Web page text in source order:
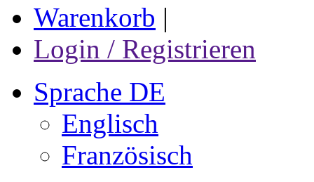
Warenkorb |
Login / Registrieren
Sprache DE
Englisch
Französisch